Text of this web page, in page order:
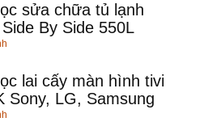
sửa chữa tủ lạnh
By Side 550L
lai cấy màn hình tivi
Sony, LG, Samsung